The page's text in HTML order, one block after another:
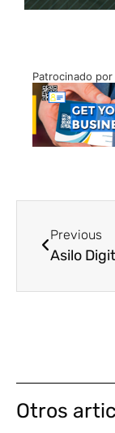
Patrocinado por
Previous
Otros